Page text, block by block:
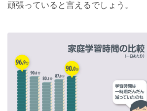
頑張っていると言えるでしょう。